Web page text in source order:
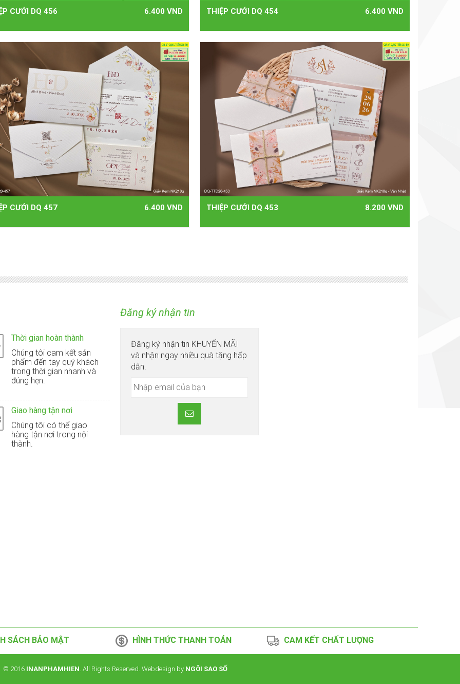
CƯỚI DQ 456 6.400 VND THIỆP CƯỚI DQ 454 6.400 VND
CƯỚI DQ 457 6.400 VND THIỆP CƯỚI DQ 453 8.200 VND
Thời gian hoàn thành
Chúng tôi cam kết sản
phẩm đến tay quý khách
trong thời gian nhanh và
đúng hẹn.
Giao hàng tận nơi
Chúng tôi có thể giao
hàng tận nơi trong nội
thành.
Đăng ký nhận tin
Đăng ký nhận tin KHUYẾN MÃI
và nhận ngay nhiều quà tặng hấp
dẫn.
SÁCH BẢO MẬT HÌNH THỨC THANH TOÁN CAM KẾT CHẤT LƯỢNG
© 2016 INANPHAMHIEN . All Rights Reserved. Webdesign by NGÔI SAO SỐ